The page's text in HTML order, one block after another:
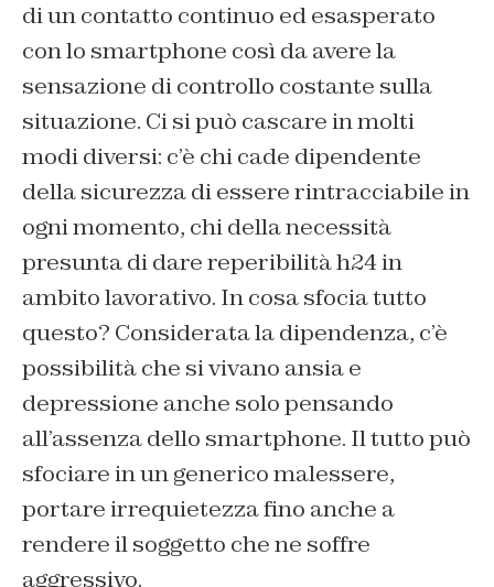
di un contatto continuo ed esasperato
con lo smartphone così da avere la
sensazione di controllo costante sulla
situazione. Ci si può cascare in molti
modi diversi: c’è chi cade dipendente
della sicurezza di essere rintracciabile in
ogni momento, chi della necessità
presunta di dare reperibilità h24 in
ambito lavorativo. In cosa sfocia tutto
questo? Considerata la dipendenza, c’è
possibilità che si vivano ansia e
depressione anche solo pensando
all’assenza dello smartphone. Il tutto può
sfociare in un generico malessere,
portare irrequietezza fino anche a
rendere il soggetto che ne soffre
aggressivo.